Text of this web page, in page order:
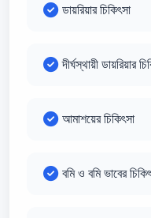
ডায়রিয়ার চিকিৎসা
দীর্ঘস্থায়ী ডায়রিয়ার
আমাশয়ের চিকিৎসা
বমি ও বমি ভাবের